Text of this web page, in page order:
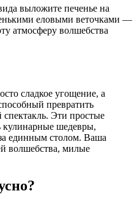
выложите печенье на
еловыми веточками —
атмосферу волшебства
сладкое угощение, а
превратить
спектакль. Эти простые
кулинарные шедевры,
единным столом. Ваша
волшебства, милые